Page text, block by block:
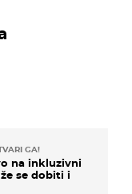
GA!
na inkluzivni
se dobiti i